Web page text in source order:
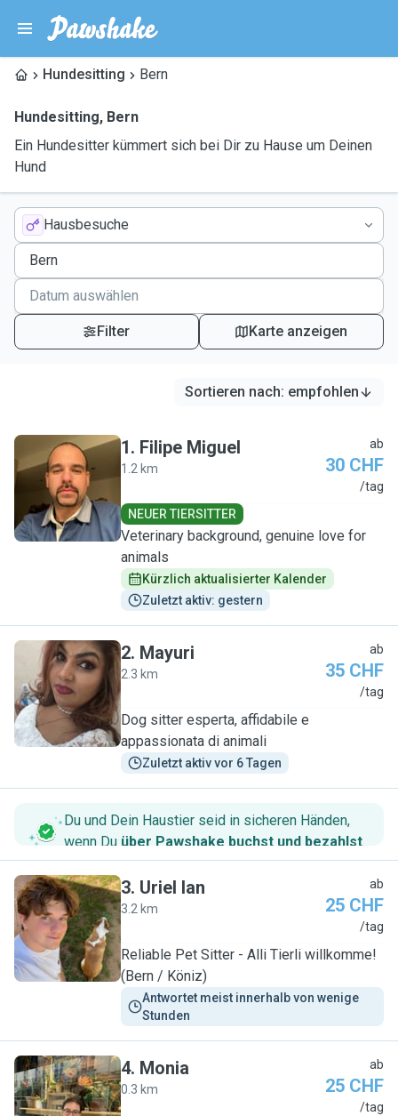
Hundesitting Bern
Hundesitting, Bern
Ein Hundesitter kümmert sich bei Dir zu Hause um Deinen
Hund
Hausbesuche
Filter Karte anzeigen
Sortieren nach: empfohlen
F
1. Filipe Miguel
1.2 km
ab
30 CHF
/tag
NEUER TIERSITTER
Veterinary background, genuine love for
animals
Kürzlich aktualisierter Kalender
Zuletzt aktiv: gestern
M
2. Mayuri
2.3 km
ab
35 CHF
/tag
Dog sitter esperta, affidabile e
appassionata di animali
Zuletzt aktiv vor 6 Tagen
Du und Dein Haustier seid in sicheren Händen,
wenn Du über Pawshake buchst und bezahlst.
U
3. Uriel Ian
3.2 km
ab
25 CHF
/tag
Reliable Pet Sitter - Alli Tierli willkomme!
(Bern / Köniz)
Antwortet meist innerhalb von wenige
Stunden
M
4. Monia
0.3 km
ab
25 CHF
/tag